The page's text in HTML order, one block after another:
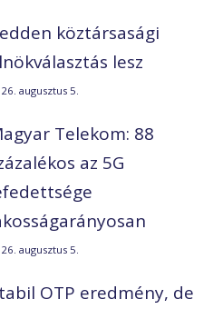
köztársasági
lesz
augusztus 5.
Telekom: 88
az 5G
augusztus 5.
OTP eredmény, de